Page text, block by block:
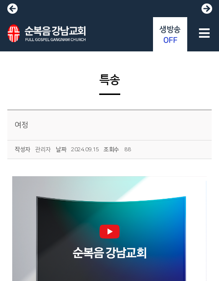
특송
여정
작성자 관리자 날짜 2024.09.15 조회수 88
생방송
OFF